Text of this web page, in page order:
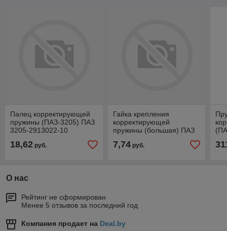
Палец корректирующей
пружины (ПАЗ-3205) ПАЗ
3205-2913022-10
18,62 руб.
Гайка крепления
корректирующей
пружины (большая) ПАЗ
7,74руб.
О нас
Рейтинг не сформирован
Менее 5 отзывов за последний год
Компания продает на Deal.by